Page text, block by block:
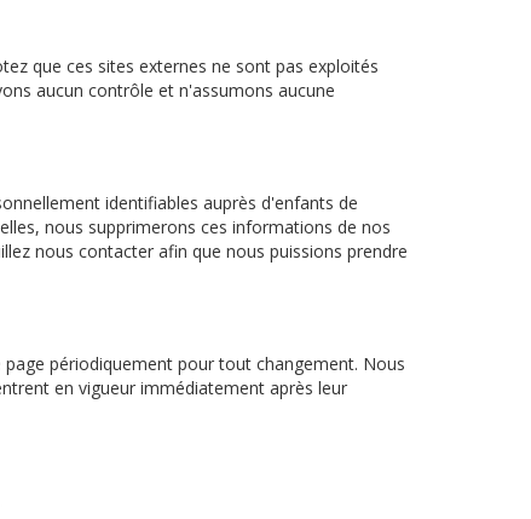
que ces sites externes ne sont pas exploités
aucun contrôle et n'assumons aucune
identifiables auprès d'enfants de
nous supprimerons ces informations de nos
nous contacter afin que nous puissions prendre
périodiquement pour tout changement. Nous
en vigueur immédiatement après leur